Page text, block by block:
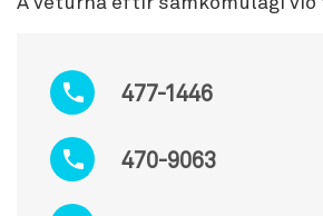
477-1446
470-9063